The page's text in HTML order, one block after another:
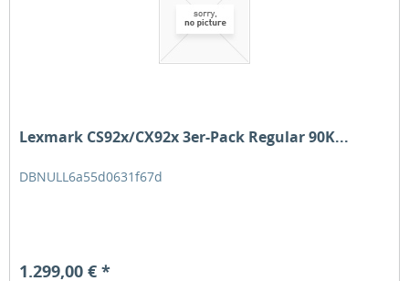
Lexmark CS92x/CX92x 3er-Pack Regular 90K...
DBNULL6a55d0631f67d
1.299,00 € *